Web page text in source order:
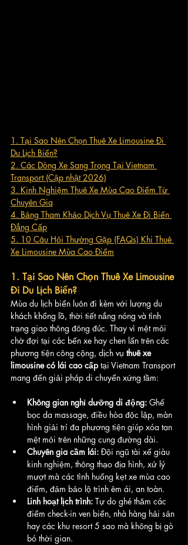
1. Tại Sao Nên Chọn Thuê Xe Limousine Đi
Du Lịch Biển?
2. Các Dòng Xe Sang Trọng Tại Vietnam
Transport (Cập nhật 2026)
3. Kinh Nghiệm Thuê Xe Mùa Cao Điểm Từ
Chuyên Gia
4. Bảng Tham Khảo Dịch Vụ Thuê Xe Đi Biển
Đẳng Cấp
5. 10 Câu Hỏi Thường Gặp (FAQs) Khi Thuê
Xe Limousine Mùa Cao Điểm
1. Tại Sao Nên Chọn Thuê Xe Limousine
Đi Du Lịch Biển?
Mùa du lịch biển luôn đi kèm với lượng du
khách khổng lồ, thời tiết nắng nóng và tình
trạng giao thông đông đúc. Thay vì mệt mỏi
chờ đợi tại các bến xe hay chen lấn trên các
phương tiện công cộng, dịch vụ thuê xe
limousine có lái cao cấp tại Vietnam Transport
mang đến giải pháp di chuyển xứng tầm:
Không gian nghỉ dưỡng di động: Ghế
bọc da massage, điều hòa độc lập, màn
hình giải trí đa phương tiện giúp xóa tan
mệt mỏi trên những cung đường dài.
Chuyên gia cầm lái: Đội ngũ tài xế giàu
kinh nghiệm, thông thạo địa hình, xử lý
mượt mà các tình huống kẹt xe mùa cao
điểm, đảm bảo lộ trình êm ái, an toàn.
Linh hoạt lịch trình: Tự do ghé thăm các
điểm check-in ven biển, nhà hàng hải sản
hay các khu resort 5 sao mà không bị gò
bó thời gian.